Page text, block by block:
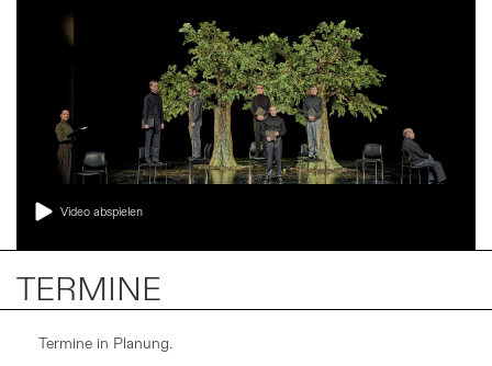
Video abspielen
TERMINE
Termine in Planung.